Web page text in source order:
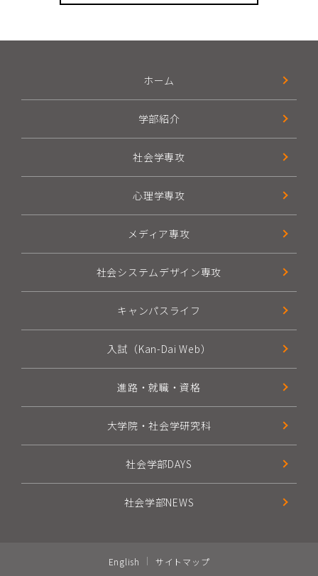
ホーム
学部紹介
社会学専攻
心理学専攻
メディア専攻
社会システムデザイン専攻
キャンパスライフ
入試（Kan-Dai Web）
進路・就職・資格
大学院・社会学研究科
社会学部DAYS
社会学部NEWS
English サイトマップ